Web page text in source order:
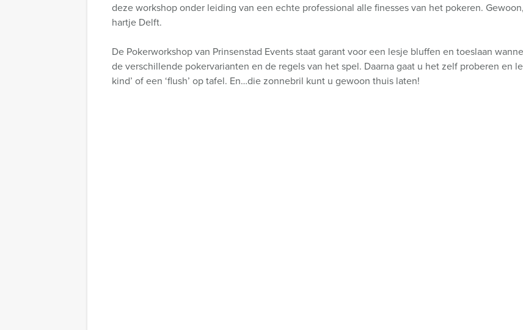
deze workshop onder leiding van een echte professional alle finesses van het pokeren.
hartje Delft.
De Pokerworkshop van Prinsenstad Events staat garant voor een lesje bluffen en toeslaan
de verschillende pokervarianten en de regels van het spel. Daarna gaat u het zelf proberen en
kind’ of een ‘flush’ op tafel. En…die zonnebril kunt u gewoon thuis laten!